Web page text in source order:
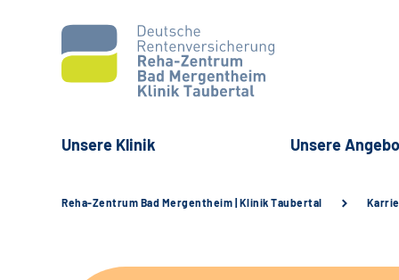
Unsere Klinik Unsere
Reha-Zentrum Bad Mergentheim | Klinik Taubertal